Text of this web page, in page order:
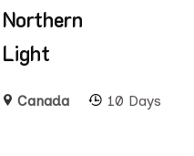
Northern
Light
Canada 10 Days